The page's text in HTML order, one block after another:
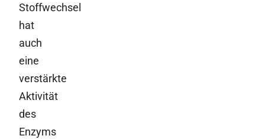
Stoffwechsel
hat
auch
eine
verstärkte
Aktivität
des
Enzyms